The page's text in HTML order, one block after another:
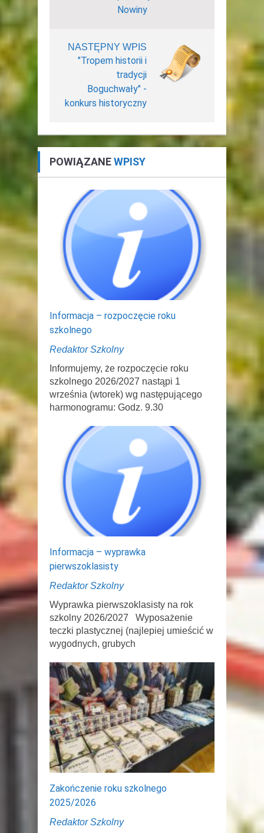
Nowiny
NASTĘPNY WPIS
"Tropem historii i
tradycji
Boguchwały" -
konkurs historyczny
POWIĄZANEWPISY
Informacja – rozpoczęcie roku
szkolnego
Redaktor Szkolny
Informujemy, że rozpoczęcie roku
szkolnego 2026/2027 nastąpi 1
września (wtorek) wg następującego
harmonogramu: Godz. 9.30
Informacja – wyprawka
pierwszoklasisty
Redaktor Szkolny
Wyprawka pierwszoklasisty na rok
szkolny 2026/2027 Wyposażenie
teczki plastycznej (najlepiej umieścić w
wygodnych, grubych
Zakończenie roku szkolnego
2025/2026
Redaktor Szkolny